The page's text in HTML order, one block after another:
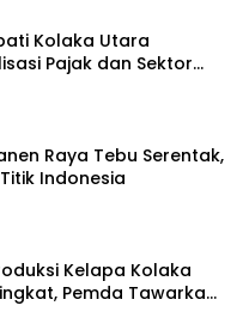
Kolaka Utara
Pajak dan Sektor
Raya Tebu Serentak,
Indonesia
Kelapa Kolaka
Pemda Tawarkan